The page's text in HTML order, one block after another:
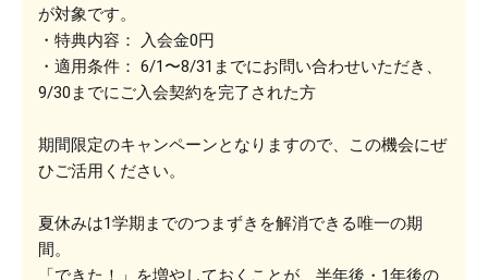
が対象です。
・特典内容： 入会金0円
・適用条件： 6/1〜8/31までにお問い合わせいただき、
9/30までにご入会契約を完了された方
期間限定のキャンペーンとなりますので、この機会にぜ
ひご活用ください。
夏休みは1学期までのつまずきを解消できる唯一の期
間。
「できた！」を増やしておくことが、半年後・1年後の